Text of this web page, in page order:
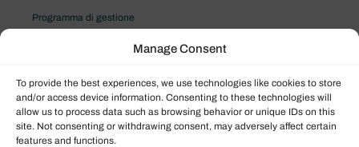
Manage Consent
To provide the best experiences, we use technologies like cookies to store
and/or access device information. Consenting to these technologies will
allow us to process data such as browsing behavior or unique IDs on this
site. Not consenting or withdrawing consent, may adversely affect certain
features and functions.
Programma di gestione